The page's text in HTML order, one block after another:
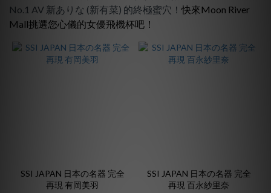
No.1 AV 新ありな (新有菜) 的終極蜜穴！ 快來Moon River
Mall挑選您心儀的女優飛機杯吧！
SSI JAPAN 日本の名器 完全
再現 有岡美羽
SSI JAPAN 日本の名器 完全
再現 百永紗里奈